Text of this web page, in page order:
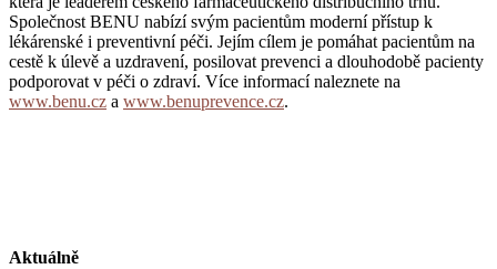
Společnost BENU nabízí svým pacientům moderní přístup k
lékárenské i preventivní péči. Jejím cílem je pomáhat pacientům na
cestě k úlevě a uzdravení, posilovat prevenci a dlouhodobě pacienty
podporovat v péči o zdraví. Více informací naleznete na
www.benu.cz a www.benuprevence.cz.
Aktuálně